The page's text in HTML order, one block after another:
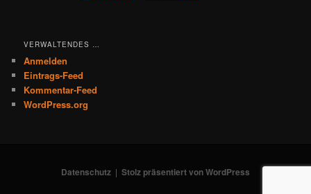
VERWALTENDES …
Anmelden
Eintrags-Feed
Kommentar-Feed
WordPress.org
Datenschutz Stolz präsentiert von WordPress